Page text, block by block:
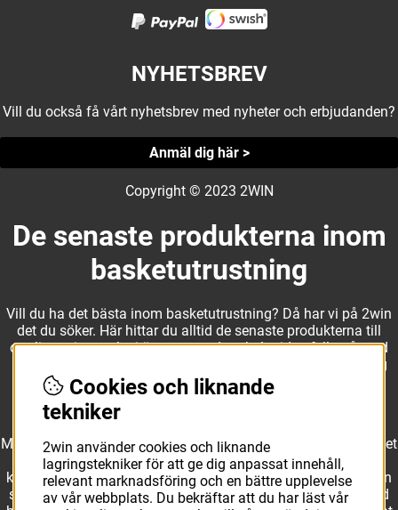
NYHETSBREV
Vill du också få vårt nyhetsbrev med nyheter och erbjudanden?
Anmäl dig här >
Copyright © 2023 2WIN
De senaste produkterna inom
basketutrustning
Vill du ha det bästa inom basketutrustning? Då har vi på 2win
det du söker. Här hittar du alltid de senaste produkterna till
otroliga priser, och vi är noga med att hela tiden fylla på med
nyheter i webbshopen. Det gör oss till ett naturligt val för dig
som vill ha utrustning som överträffar alla andra märken.
Med ett av Sveriges största kläd- och skosortiment inom basket
kan vi erbjuda allt som du eller din klubb behöver. Välj ut
kvalitativa basketbollar och basketskor från välkända märken
som Molten, Nike, Adidas och Spalding och komplettera med
Cookies och liknande
tekniker
2win använder cookies och liknande
lagringstekniker för att ge dig anpassat innehåll,
relevant marknadsföring och en bättre upplevelse
av vår webbplats. Du bekräftar att du har läst vår